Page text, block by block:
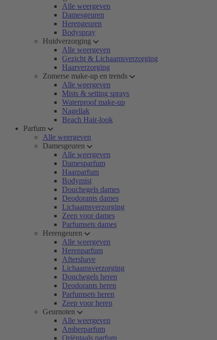
Alle weergeven
Damesgeuren
Herengeuren
Bodyspray
Huidverzorging
Alle weergeven
Gezicht & Lichaamsverzorging
Haarverzorging
Zomerse make-up en trends
Alle weergeven
Mists & setting sprays
Waterproof make-up
Nagellak
Beach Hair-look
Parfum
Alle weergeven
Damesgeuren
Alle weergeven
Damesparfum
Haarparfum
Bodymist
Douchegels dames
Deodorants dames
Lichaamsverzorging
Zeep voor dames
Parfumsets dames
Herengeuren
Alle weergeven
Herenparfum
Aftershave
Lichaamsverzorging
Douchegels heren
Deodorants heren
Parfumsets heren
Zeep voor heren
Geurnoten
Alle weergeven
Amberparfum
Oriëntaals parfum